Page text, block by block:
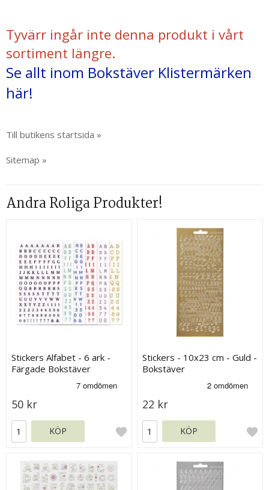
Tyvärr ingår inte denna produkt i vårt
sortiment längre.
Se allt inom Bokstäver Klistermärken
här!
Till butikens startsida »
Sitemap »
Andra Roliga Produkter!
Stickers Alfabet - 6 ark -
Färgade Bokstäver
50 kr
KÖP
Stickers - 10x23 cm - Guld -
Bokstäver
22 kr
KÖP